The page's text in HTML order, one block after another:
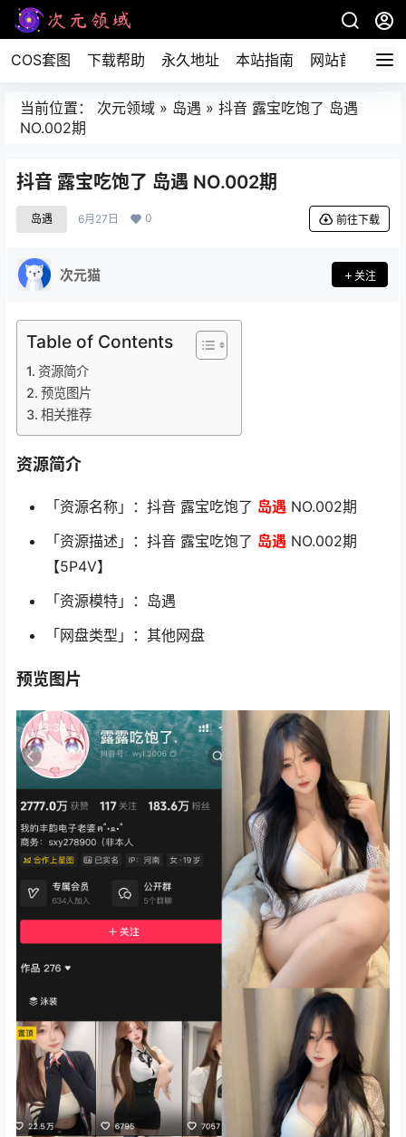
COS套图 下载帮助 永久地址 本站指南 网站首页
当前位置： 次元领域 » 岛遇 » 抖音 露宝吃饱了 岛遇
NO.002期
抖音 露宝吃饱了 岛遇 NO.002期
岛遇 6月27日 0 前往下载
次元猫 关注
Table of Contents
资源简介
预览图片
相关推荐
资源简介
「资源名称」：抖音 露宝吃饱了 岛遇 NO.002期
「资源描述」：抖音 露宝吃饱了 岛遇 NO.002期
【5P4V】
「资源模特」：岛遇
「网盘类型」：其他网盘
预览图片